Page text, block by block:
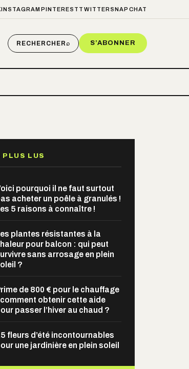
INSTAGRAM PINTEREST TWITTER SNAPCHAT
RECHERCHER⌕ S’ABONNER
PLUS LUS
pourquoi il ne faut surtout
acheter un poêle à granulés !
5 raisons à connaître !
plantes résistantes à la
pour balcon : qui peut
sans arrosage en plein
?
de 800 € pour le chauffage
obtenir cette aide
passer l’hiver au chaud ?
fleurs d’été incontournables
une jardinière en plein soleil